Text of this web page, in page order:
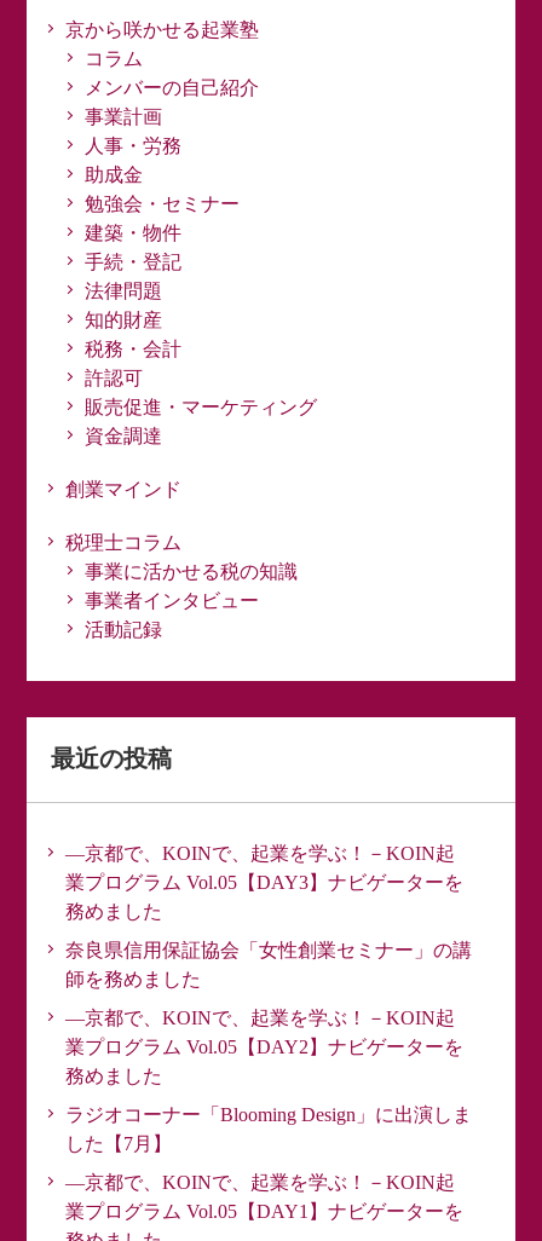
京から咲かせる起業塾
コラム
メンバーの自己紹介
事業計画
人事・労務
助成金
勉強会・セミナー
建築・物件
手続・登記
法律問題
知的財産
税務・会計
許認可
販売促進・マーケティング
資金調達
創業マインド
税理士コラム
事業に活かせる税の知識
事業者インタビュー
活動記録
最近の投稿
―京都で、KOINで、起業を学ぶ！－KOIN起
業プログラム Vol.05【DAY3】ナビゲーターを
務めました
奈良県信用保証協会「女性創業セミナー」の講
師を務めました
―京都で、KOINで、起業を学ぶ！－KOIN起
業プログラム Vol.05【DAY2】ナビゲーターを
務めました
ラジオコーナー「Blooming Design」に出演しま
した【7月】
―京都で、KOINで、起業を学ぶ！－KOIN起
業プログラム Vol.05【DAY1】ナビゲーターを